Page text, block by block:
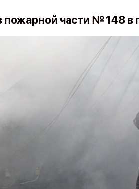
пожарной части № 148 в